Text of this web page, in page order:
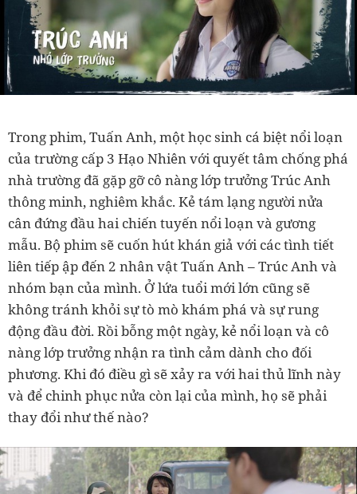
Trong phim, Tuấn Anh, một học sinh cá biệt nổi loạn
của trường cấp 3 Hạo Nhiên với quyết tâm chống phá
nhà trường đã gặp gỡ cô nàng lớp trưởng Trúc Anh
thông minh, nghiêm khắc. Kẻ tám lạng người nửa
cân đứng đầu hai chiến tuyến nổi loạn và gương
mẫu. Bộ phim sẽ cuốn hút khán giả với các tình tiết
liên tiếp ập đến 2 nhân vật Tuấn Anh – Trúc Anh và
nhóm bạn của mình. Ở lứa tuổi mới lớn cũng sẽ
không tránh khỏi sự tò mò khám phá và sự rung
động đầu đời. Rồi bỗng một ngày, kẻ nổi loạn và cô
nàng lớp trưởng nhận ra tình cảm dành cho đối
phương. Khi đó điều gì sẽ xảy ra với hai thủ lĩnh này
và để chinh phục nửa còn lại của mình, họ sẽ phải
thay đổi như thế nào?